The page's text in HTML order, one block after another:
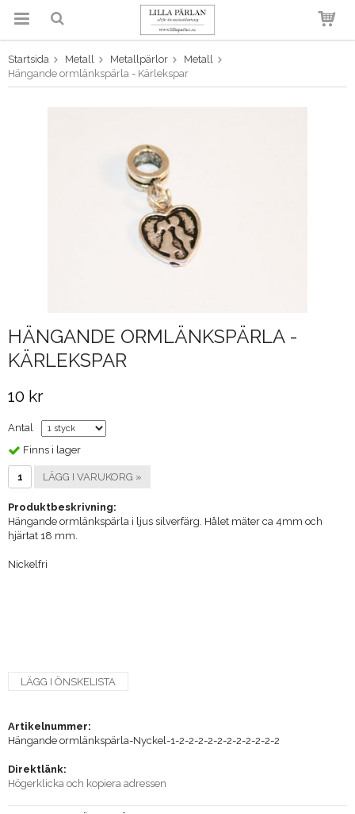
Produkten har blivit tillagd i
varukorgen
Startsida Metall Metallpärlor
Metall
Hängande ormlänkspärla - Kärlekspar
HÄNGANDE ORMLÄNKSPÄRLA -
KÄRLEKSPAR
10 kr
Antal
Finns i lager
LÄGG I VARUKORG »
Produktbeskrivning:
Hängande ormlänkspärla i ljus silverfärg. Hålet mäter ca 4mm och
hjärtat 18 mm.
Nickelfri
LÄGG I ÖNSKELISTA
Artikelnummer:
Hängande ormlänkspärla-Nyckel-1-2-2-2-2-2-2-2-2-2-2-2
Direktlänk:
Högerklicka och kopiera adressen